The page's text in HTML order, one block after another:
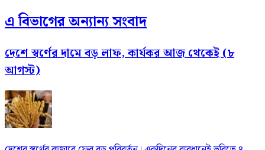
এ বিভাগের অন্যান্য সংবাদ
দেশে স্বর্ণের দামে বড় লাফ, কার্যকর আজ থেকেই (৮
আগস্ট)